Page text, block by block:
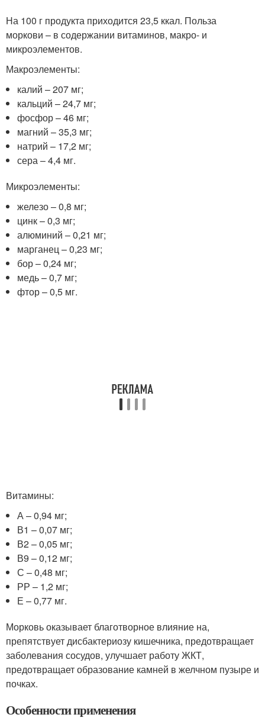
На 100 г продукта приходится 23,5 ккал. Польза
моркови – в содержании витаминов, макро- и
микроэлементов.
Макроэлементы:
калий – 207 мг;
кальций – 24,7 мг;
фосфор – 46 мг;
магний – 35,3 мг;
натрий – 17,2 мг;
сера – 4,4 мг.
Микроэлементы:
железо – 0,8 мг;
цинк – 0,3 мг;
алюминий – 0,21 мг;
марганец – 0,23 мг;
бор – 0,24 мг;
медь – 0,7 мг;
фтор – 0,5 мг.
Витамины:
А – 0,94 мг;
В1 – 0,07 мг;
В2 – 0,05 мг;
В9 – 0,12 мг;
С – 0,48 мг;
РР – 1,2 мг;
Е – 0,77 мг.
Морковь оказывает благотворное влияние на,
препятствует дисбактериозу кишечника, предотвращает
заболевания сосудов, улучшает работу ЖКТ,
предотвращает образование камней в желчном пузыре и
почках.
Особенности применения